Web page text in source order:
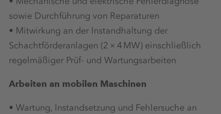
sowie Durchführung von Reparaturen
• Mitwirkung an der Instandhaltung der
Schachtförderanlagen (2 × 4 MW) einschließlich
regelmäßiger Prüf- und Wartungsarbeiten
Arbeiten an mobilen Maschinen
• Wartung, Instandsetzung und Fehlersuche an